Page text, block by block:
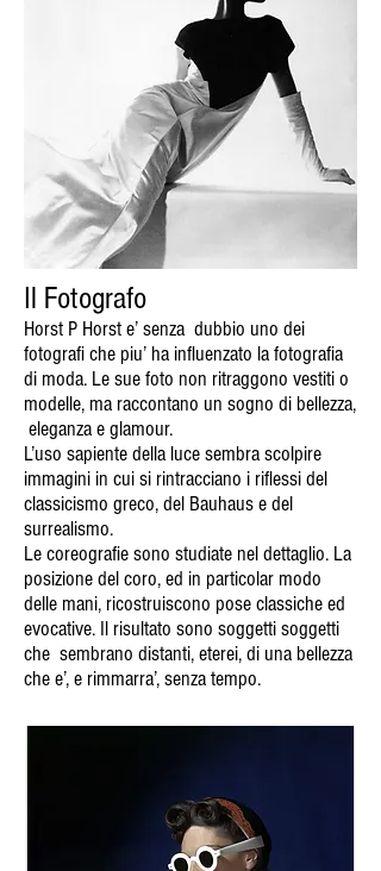
Il Fotografo
Horst P Horst e’ senza dubbio uno dei
fotografi che piu’ ha influenzato la fotografia
di moda. Le sue foto non ritraggono vestiti o
modelle, ma raccontano un sogno di bellezza,
eleganza e glamour.
L’uso sapiente della luce sembra scolpire
immagini in cui si rintracciano i riflessi del
classicismo greco, del Bauhaus e del
surrealismo.
Le coreografie sono studiate nel dettaglio. La
posizione del coro, ed in particolar modo
delle mani, ricostruiscono pose classiche ed
evocative. Il risultato sono soggetti soggetti
che sembrano distanti, eterei, di una bellezza
che e’, e rimmarra’, senza tempo.